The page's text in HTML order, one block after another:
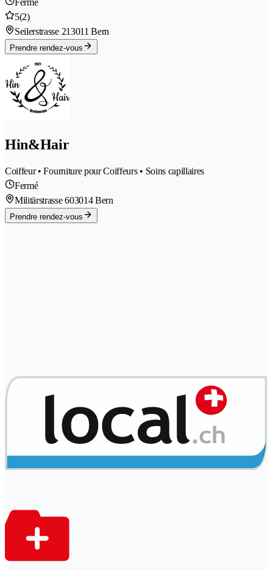
Fermé
5(2)
Seilerstrasse 213011 Bern
Prendre rendez-vous
Hin&Hair
Coiffeur • Fourniture pour Coiffeurs • Soins capillaires
Fermé
Militärstrasse 603014 Bern
Prendre rendez-vous